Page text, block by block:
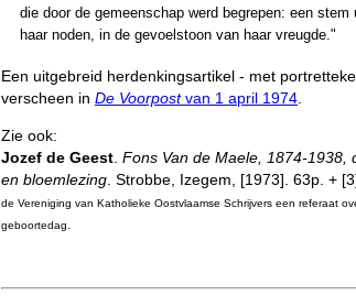
die door de gemeenschap werd begrepen: een
haar noden, in de gevoelstoon van haar vreugde."
Een uitgebreid herdenkingsartikel - met
verscheen in De Voorpostvan 1 april 1974
Zie ook:
Jozef de Geest Fons Van de Maele, 1874-1938,
en bloemlezing . Strobbe, Izegem, [1973]. 63p. +
de Vereniging van Katholieke Oostvlaamse Schrijvers een referaat
geboortedag.